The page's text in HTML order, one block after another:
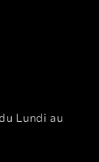
Lundi au